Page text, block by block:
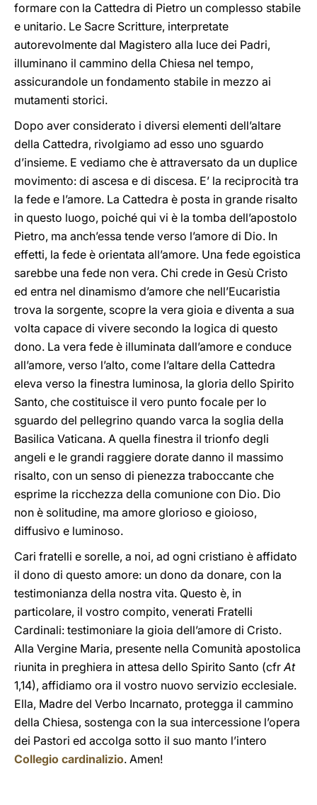
formare con la Cattedra di Pietro un complesso stabile
e unitario. Le Sacre Scritture, interpretate
autorevolmente dal Magistero alla luce dei Padri,
illuminano il cammino della Chiesa nel tempo,
assicurandole un fondamento stabile in mezzo ai
mutamenti storici.
Dopo aver considerato i diversi elementi dell’altare
della Cattedra, rivolgiamo ad esso uno sguardo
d’insieme. E vediamo che è attraversato da un duplice
movimento: di ascesa e di discesa. E’ la reciprocità tra
la fede e l’amore. La Cattedra è posta in grande risalto
in questo luogo, poiché qui vi è la tomba dell’apostolo
Pietro, ma anch’essa tende verso l’amore di Dio. In
effetti, la fede è orientata all’amore. Una fede egoistica
sarebbe una fede non vera. Chi crede in Gesù Cristo
ed entra nel dinamismo d’amore che nell’Eucaristia
trova la sorgente, scopre la vera gioia e diventa a sua
volta capace di vivere secondo la logica di questo
dono. La vera fede è illuminata dall’amore e conduce
all’amore, verso l’alto, come l’altare della Cattedra
eleva verso la finestra luminosa, la gloria dello Spirito
Santo, che costituisce il vero punto focale per lo
sguardo del pellegrino quando varca la soglia della
Basilica Vaticana. A quella finestra il trionfo degli
angeli e le grandi raggiere dorate danno il massimo
risalto, con un senso di pienezza traboccante che
esprime la ricchezza della comunione con Dio. Dio
non è solitudine, ma amore glorioso e gioioso,
diffusivo e luminoso.
Cari fratelli e sorelle, a noi, ad ogni cristiano è affidato
il dono di questo amore: un dono da donare, con la
testimonianza della nostra vita. Questo è, in
particolare, il vostro compito, venerati Fratelli
Cardinali: testimoniare la gioia dell’amore di Cristo.
Alla Vergine Maria, presente nella Comunità apostolica
riunita in preghiera in attesa dello Spirito Santo (cfrAt
1,14), affidiamo ora il vostro nuovo servizio ecclesiale.
Ella, Madre del Verbo Incarnato, protegga il cammino
della Chiesa, sostenga con la sua intercessione l’opera
dei Pastori ed accolga sotto il suo manto l’intero
Collegio cardinalizio. Amen!